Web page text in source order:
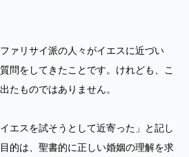
ァリサイ派の人々がイエスに近づい
問をしてきたことです。けれども、こ
たものではありません。
エスを試そうとして近寄った」と記し
的は、聖書的に正しい婚姻の理解を求